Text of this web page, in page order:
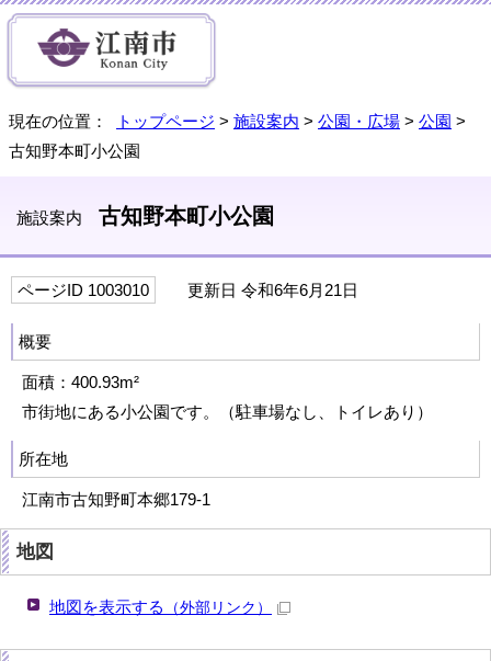
現在の位置： トップページ > 施設案内 > 公園・広場 > 公園 >
古知野本町小公園
施設案内 古知野本町小公園
ページID 1003010 更新日 令和6年6月21日
概要
面積：400.93m²
市街地にある小公園です。（駐車場なし、トイレあり）
所在地
江南市古知野町本郷179-1
地図
地図を表示する （外部リンク）